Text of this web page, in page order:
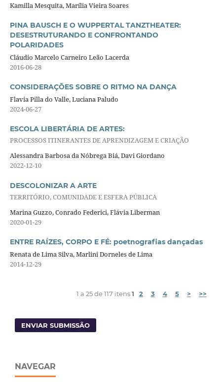
Kamilla Mesquita, Marília Vieira Soares
PINA BAUSCH E O WUPPERTAL TANZTHEATER:
DESESTRUTURANDO E CONFRONTANDO
POLARIDADES
Cláudio Marcelo Carneiro Leão Lacerda
2016-06-28
CONSIDERAÇÕES SOBRE O RITMO NA DANÇA
Flavia Pilla do Valle, Luciana Paludo
2024-06-27
ESCOLA LIBERTÁRIA DE ARTES:
PROCESSOS ITINERANTES DE APRENDIZAGEM E CRIAÇÃO
Alessandra Barbosa da Nóbrega Biá, Davi Giordano
2022-12-10
DESCOLONIZAR A ARTE
TERRITÓRIO, COMUNIDADE E ESFERA PÚBLICA
Marina Guzzo, Conrado Federici, Flávia Liberman
2020-01-29
ENTRE RAÍZES, CORPO E FÉ: poetnografias dançadas
Renata de Lima Silva, Marlini Dorneles de Lima
2014-12-29
1 a 25 de 117 itens1 2 3 4 5 > >>
ENVIAR SUBMISSÃO
NAVEGAR